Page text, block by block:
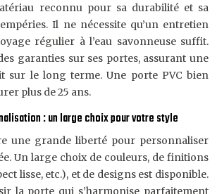
reconnu pour sa durabilité et sa
Il ne nécessite qu’un entretien
régulier à l’eau savonneuse suffit.
garanties sur ses portes, assurant une
sur le long terme. Une porte PVC bien
plus de 25 ans.
: un large choix pour votre style
une grande liberté pour personnaliser
Un large choix de couleurs, de finitions
lisse, etc.), et de designs est disponible.
la porte qui s’harmonise parfaitement